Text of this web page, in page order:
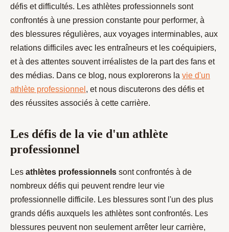
défis et difficultés. Les athlètes professionnels sont
confrontés à une pression constante pour performer, à
des blessures régulières, aux voyages interminables, aux
relations difficiles avec les entraîneurs et les coéquipiers,
et à des attentes souvent irréalistes de la part des fans et
des médias. Dans ce blog, nous explorerons la vie d'un
athlète professionnel , et nous discuterons des défis et
des réussites associés à cette carrière.
Les défis de la vie d'un athlète
professionnel
Les athlètes professionnels sont confrontés à de
nombreux défis qui peuvent rendre leur vie
professionnelle difficile. Les blessures sont l'un des plus
grands défis auxquels les athlètes sont confrontés. Les
blessures peuvent non seulement arrêter leur carrière,